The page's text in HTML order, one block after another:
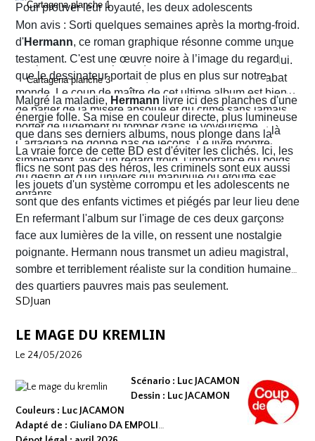
Pour prouver leur loyauté, les deux adolescents
reçoivent l'ordre d'exécuter des prisonniers de sang-froid.
Alvaro hésite, tremble mais en proie à une peur panique
finit par obéir. Cela provoque aussitôt un déclic chez lui.
Dans un sursaut de survie, il retourne son arme et abat
l’un des chefs du gang local qui n’est autre que le neveu
d’Arriega. Devenus des hommes à abattre, Alvaro et
Nacho s'enfuient vers la frontière américaine. C’est là
qu’ils vont croiser, Félix Garzon, un flic quadragénaire
fatigué qui les regarde courir…
Mon avis : Sorti quelques semaines après la mort
d'Hermann, ce roman graphique résonne comme un
testament. C'est une œuvre noire à l’image du regard
que le dessinateur portait de plus en plus sur notre
monde. Le coup de maître de cet ultime album est bien
de parler de la misère absolue et du crime sans jamais
porter de jugement ni tomber dans le voyeurisme.
Cartagena ne donne pas de leçons. Le livre montre
simplement, avec un regard froid, l’importance du poids
du destin et d'un univers qui manipule ou étouffe ses
enfants.
Malgré la maladie, Hermann livre ici des planches d'une
énergie folle. Sa mise en couleur directe, plus lumineuse
que dans ses derniers albums, nous plonge dans la
poussière et la sueur comme lui seul savait les
transmettre. On y retrouve ses fameux visages fatigués
aux mâchoires carrées portant en eux toute la détresse
ou la noirceur du monde. Le scénario d' Yves H. est d'une
fluidité exemplaire. On est emporté dans une aventure
mêlant road trip étouffant, récit existentiel et course
contre la montre où chaque case souligne l'urgence de
survivre.
La vraie force de cette BD est d'éviter les clichés. Ici, les
flics ne sont pas des héros, les criminels sont eux aussi
les jouets d'un système corrompu et les adolescents ne
sont que des enfants victimes et piégés par leur lieu de
naissance.
En refermant l'album sur l'image de ces deux garçons
face aux lumières de la ville, on ressent une nostalgie
poignante. Hermann nous transmet un adieu magistral,
sombre et terriblement réaliste sur la condition humaine
des quartiers pauvres mais pas seulement.
SDJuan
LE MAGE DU KREMLIN
Le 24/05/2026
Scénario : Luc JACAMON
Dessin : Luc JACAMON
Couleurs : Luc JACAMON
Adapté de : Giuliano DA EMPOLI